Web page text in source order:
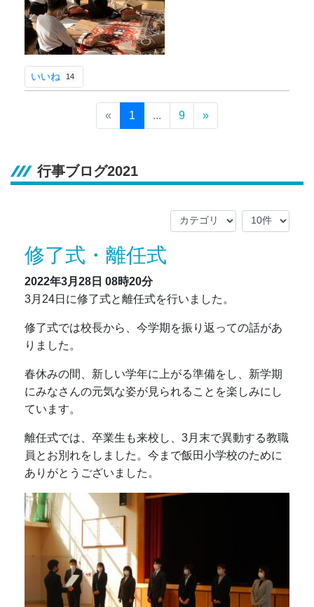
いいね 14
« 1 ... 9 »
行事ブログ2021
修了式・離任式
2022年3月28日 08時20分
3月24日に修了式と離任式を行いました。
修了式では校長から、今学期を振り返っての話があ
りました。
春休みの間、新しい学年に上がる準備をし、新学期
にみなさんの元気な姿が見られることを楽しみにし
ています。
離任式では、卒業生も来校し、3月末で異動する教職
員とお別れをしました。今まで飯田小学校のために
ありがとうございました。